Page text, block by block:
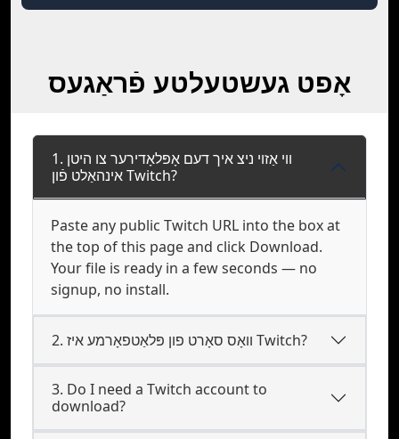
אָפט געשטעלטע פֿראַגעס
1. ווי אַזוי ניצ איך דעם אָפּלאָדירער צו היטן
אינהאַלט פֿון Twitch?
Paste any public Twitch URL into the box at
the top of this page and click Download.
Your file is ready in a few seconds — no
signup, no install.
2. וואָס סאָרט פון פּלאַטפאָרמע איז Twitch?
3. Do I need a Twitch account to
download?